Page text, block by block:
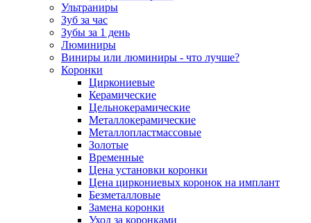
Ультраниры
Зуб за час
Зубы за 1 день
Люминиры
Виниры или люминиры - что лучше?
Коронки
Циркониевые
Керамические
Цельнокерамические
Металлокерамические
Металлопластмассовые
Золотые
Временные
Цена установки коронки
Цена циркониевых коронок на имплант
Безметалловые
Замена коронки
Уход за коронками